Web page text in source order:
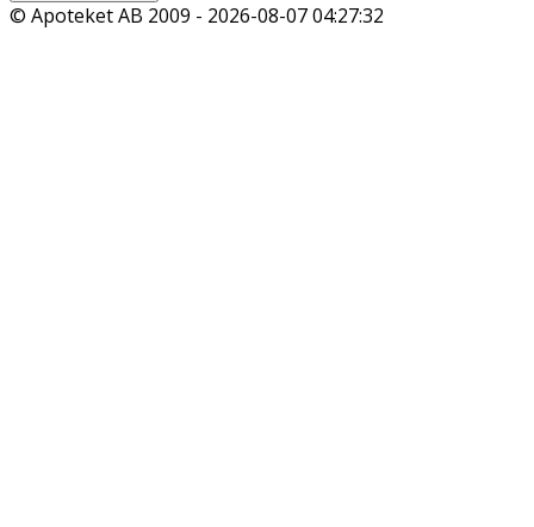
© Apoteket AB 2009 - 2026-08-07 04:27:32